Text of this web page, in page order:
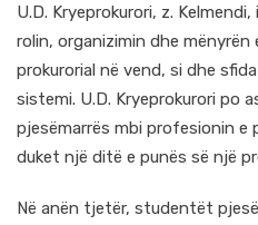
U.D. Kryeprokurori, z.
rolin, organizimin dhe
prokurorial në vend, si dhe
sistemi. U.D. Kryeprokurori po
pjesëmarrës mbi profesionin
duket një ditë e punës së një
Në anën tjetër, studentët